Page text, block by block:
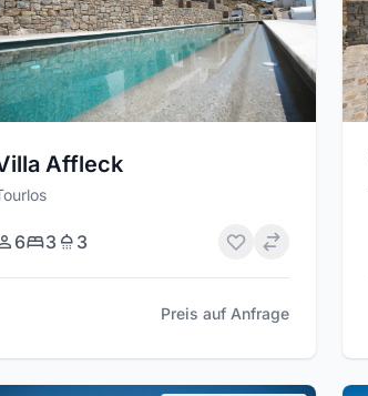
Affleck
6 3 3
Preis auf Anfrage